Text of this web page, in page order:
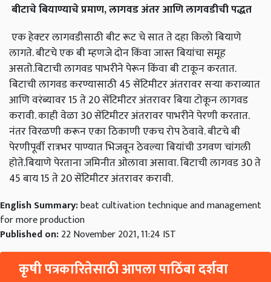
बीटाचे बियाण्याचे प्रमाण,लागवड अंतर आणि लागवडीची पद्धत
एक हेक्‍टर लागवडीसाठी बीट रूट चे सात ते दहा किलो बियाणे
लागते. बीटचे एक बी म्हणजे दोन किंवा जास्त बियांचा समूह
असतो.बिटाची लागवड पाभरीने पेरून किंवा बी टाकून करतात.
बिटाची लागवड करण्यासाठी 45 सेंटिमीटर अंतरावर सऱ्या कराव्यात
आणि वरंब्यावर 15 ते 20 सेंटिमीटर अंतरावर बिया टोकून लागवड
करावी. काही वेळा 30 सेंटिमीटर अंतरावर पाभरीने पेरणी करतात.
नंतर विरळणी करून एका ठिकाणी एकच रोप ठेवावे. बीटचे बी
पेरणीपूर्वी रात्रभर पाण्यात भिजवून ठेवल्या बियांची उगवण चांगली
होते.बियाणे पेरताना जमिनीत ओलावा असावा. बिटाची लागवड 30 ते
45 बाय 15 ते 20 सेंटिमीटर अंतरावर करावी.
English Summary:beat cultivation technique and management
for more production
Published on:22 November 2021, 11:24 IST
कृषी पत्रकारितेसाठी आपला पाठिंबा दर्शवा